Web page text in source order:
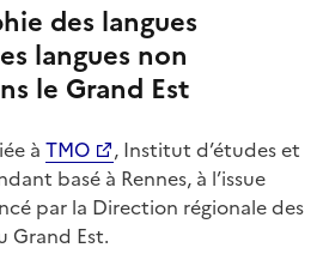
des langues
langues non
le Grand Est
à TMO
, Institut d’études et
basé à Rennes, à l’issue
par la Direction régionale des
Grand Est.